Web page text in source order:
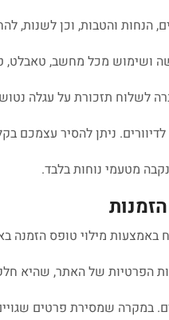
הנחות והטבות, וכן לשנות,
ושימוש מכל מחשב, טאבלט,
לשלוח תזכורת על עגלה
ניתן להסיר עצמכם
מטעמי נוחות בלבד.
באמצעות מילוי טופס הזמנה
הפרטיות של האתר, שהיא
במקרה שמסירת פרטים